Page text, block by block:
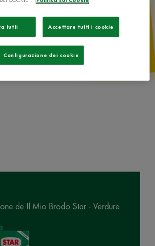
de Il Mio Brodo Star - Verdure
tutti Accettare tutti i cookie
Configurazione dei cookie